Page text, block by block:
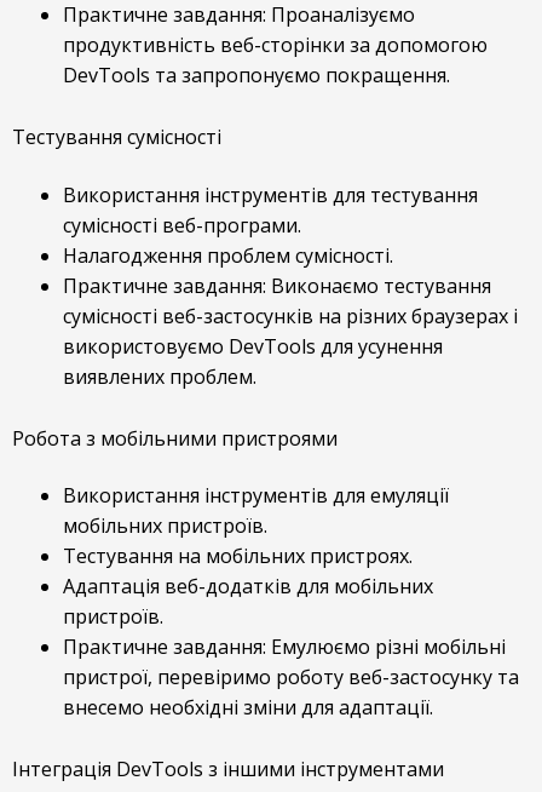
Практичне завдання: Проаналізуємо
продуктивність веб-сторінки за допомогою
DevTools та запропонуємо покращення.
Тестування сумісності
Використання інструментів для тестування
сумісності веб-програми.
Налагодження проблем сумісності.
Практичне завдання: Виконаємо тестування
сумісності веб-застосунків на різних браузерах і
використовуємо DevTools для усунення
виявлених проблем.
Робота з мобільними пристроями
Використання інструментів для емуляції
мобільних пристроїв.
Тестування на мобільних пристроях.
Адаптація веб-додатків для мобільних
пристроїв.
Практичне завдання: Емулюємо різні мобільні
пристрої, перевіримо роботу веб-застосунку та
внесемо необхідні зміни для адаптації.
Інтеграція DevTools з іншими інструментами